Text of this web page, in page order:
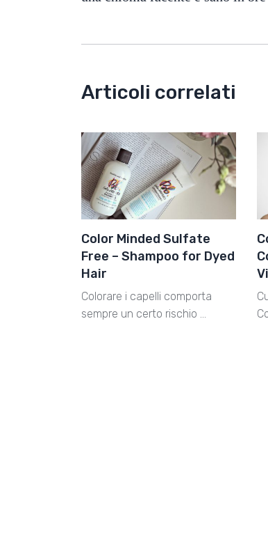
Articoli correlati
Color Minded Sulfate
Free – Shampoo for Dyed
Hair
Colorare i capelli comporta
sempre un certo rischio …